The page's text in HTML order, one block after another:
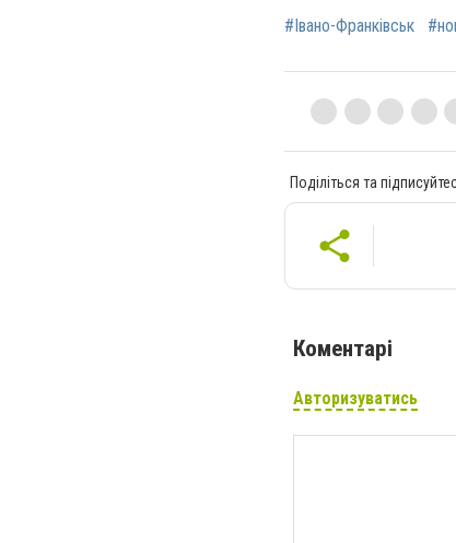
#Івано-Франківськ
Поділіться та
Коментарі
Авторизуватись